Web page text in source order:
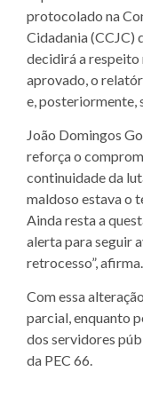
protocolado na
Cidadania (CCJC)
decidirá a respeito
aprovado, o
e, posteriormente,
João Domingos
reforça o
continuidade da
maldoso estava o
Ainda resta a
alerta para seguir
retrocesso”, afirma.
Com essa
parcial, enquanto
dos servidores
da PEC 66.